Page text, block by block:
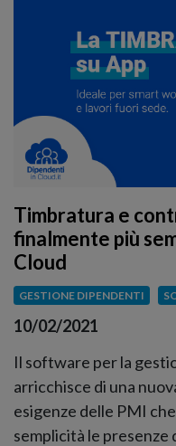
Timbratura e
finalmente più
Cloud
GESTIONE DIPENDENTI
10/02/2021
Il software per la
arricchisce di una
esigenze delle PMI
semplicità le presenze